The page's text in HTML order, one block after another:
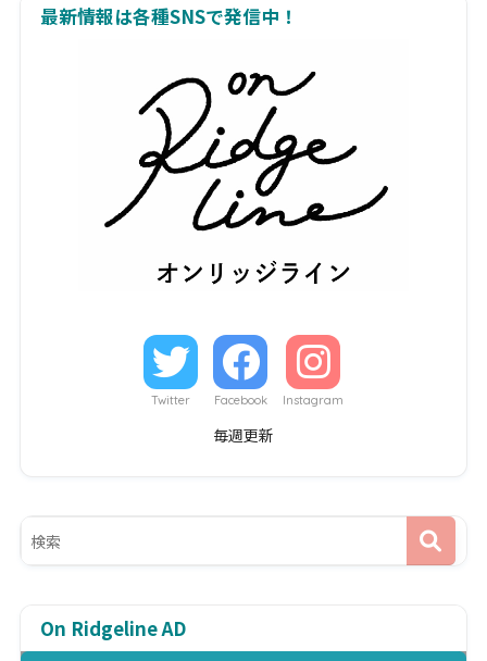
最新情報は各種SNSで発信中！
Twitter Facebook Instagram
毎週更新
On Ridgeline AD